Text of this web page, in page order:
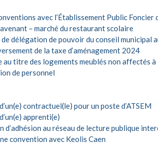
avec l’Établissement Public Foncier
– marché du restaurant scolaire
délégation de pouvoir du conseil municipal
de la taxe d’aménagement 2024
titre des logements meublés non affectés à
de personnel
contractuel(le) pour un poste d’ATSEM
apprenti(e)
au réseau de lecture publique
convention avec Keolis Caen